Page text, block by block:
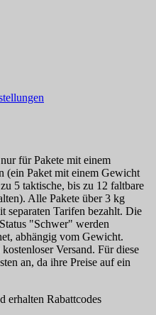
für Pakete mit einem
(ein Paket mit einem Gewicht
5 taktische, bis zu 12 faltbare
Alle Pakete über 3 kg
separaten Tarifen bezahlt. Die
"Schwer" werden
abhängig vom Gewicht.
Versand. Für diese
an, da ihre Preise auf ein
erhalten Rabattcodes